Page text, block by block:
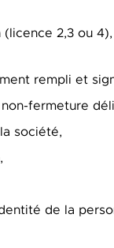
(licence 2,3 ou
rempli et
fermeture
société,
de la